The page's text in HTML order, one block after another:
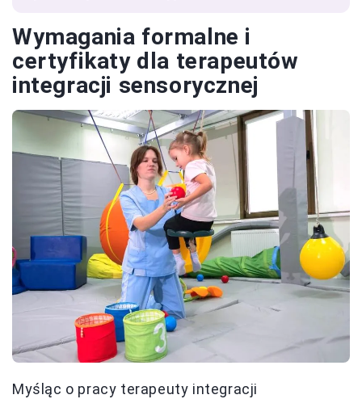
Wymagania formalne i
certyfikaty dla terapeutów
integracji sensorycznej
Myśląc o pracy terapeuty integracji